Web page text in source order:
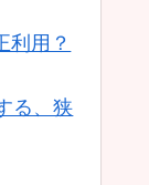
利用？
る、狭